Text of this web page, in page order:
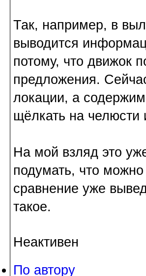
Так, например, в
выводится
потому, что движок
предложения.
локации, а
щёлкать на челюсти
На мой взляд это
подумать, что
сравнение уже
такое.
Неактивен
По автору